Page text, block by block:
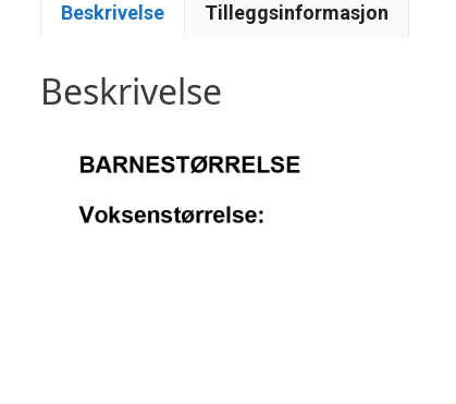
Beskrivelse Tilleggsinformasjon
Beskrivelse